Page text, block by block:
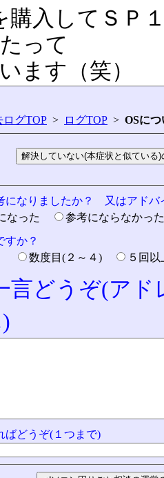
購入してＳＰ
って
ます（笑）
グTOP > ログTOP > OSにつ
になりましたか？ 又はアドバ
なった
参考にならなか
すか？
数度目(２～４) ５回
言どうぞ(ア
ばどうぞ(１つまで)